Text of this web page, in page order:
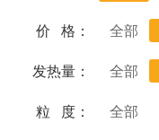
价 格：
全部
发热量：
全部
粒 度：
全部